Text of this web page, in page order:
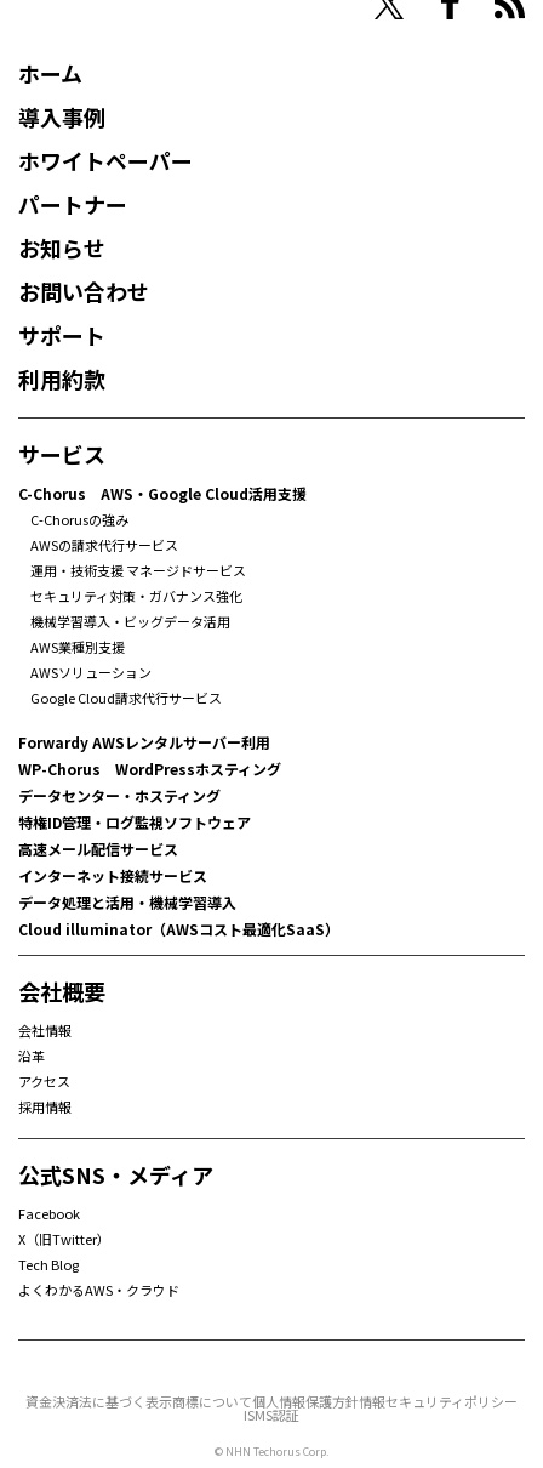
ホーム
導入事例
ホワイトペーパー
パートナー
お知らせ
お問い合わせ
サポート
利用約款
サービス
C-Chorus AWS・Google Cloud活用支援
C-Chorusの強み
AWSの請求代行サービス
運用・技術支援 マネージドサービス
セキュリティ対策・ガバナンス強化
機械学習導入・ビッグデータ活用
AWS業種別支援
AWSソリューション
Google Cloud請求代行サービス
Forwardy AWSレンタルサーバー利用
WP-Chorus WordPressホスティング
データセンター・ホスティング
特権ID管理・ログ監視ソフトウェア
高速メール配信サービス
インターネット接続サービス
データ処理と活用・機械学習導入
Cloud illuminator（AWSコスト最適化SaaS）
会社概要
会社情報
沿革
アクセス
採用情報
公式SNS・メディア
Facebook
X（旧Twitter）
Tech Blog
よくわかるAWS・クラウド
資金決済法に基づく表示商標について個人情報保護方針情報セキュリティポリシー
ISMS認証
© NHN Techorus Corp.